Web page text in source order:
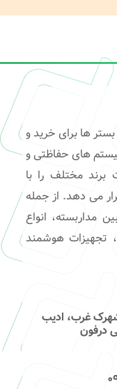
ها برای خرید و
های حفاظتی و
مختلف را با
می دهد. از جمله
مداربسته، انواع
تجهیزات هوشمند
غرب، ادیب